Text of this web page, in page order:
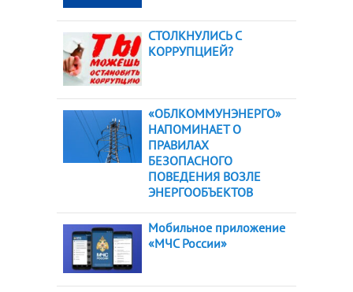
СТОЛКНУЛИСЬ С
КОРРУПЦИЕЙ?
«ОБЛКОММУНЭНЕРГО»
НАПОМИНАЕТ О
ПРАВИЛАХ
БЕЗОПАСНОГО
ПОВЕДЕНИЯ ВОЗЛЕ
ЭНЕРГООБЪЕКТОВ
Мобильное приложение
«МЧС России»